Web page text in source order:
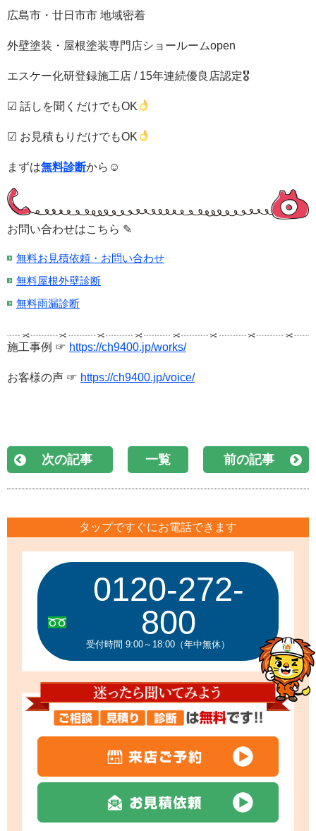
広島市・廿日市市 地域密着
外壁塗装・屋根塗装専門店ショールームopen
エスケー化研登録施工店 / 15年連続優良店認定🎖
☑ 話しを聞くだけでもOK
☑ お見積もりだけでもOK
まずは無料診断から☺
お問い合わせはこちら ✎
無料お見積依頼・お問い合わせ
無料屋根外壁診断
無料雨漏診断
施工事例 ☞ https://ch9400.jp/works/
お客様の声 ☞ https://ch9400.jp/voice/
次の記事 一覧 前の記事
タップですぐにお電話できます
0120-272-
800
受付時間 9:00～18:00（年中無休）